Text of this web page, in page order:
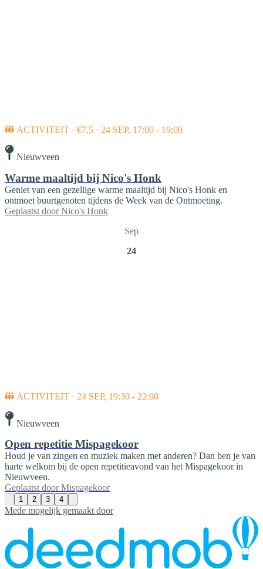
ACTIVITEIT · €7,5 · 24 SEP, 17:00 - 19:00
Nieuwveen
Warme maaltijd bij Nico's Honk
Geniet van een gezellige warme maaltijd bij Nico's Honk en
ontmoet buurtgenoten tijdens de Week van de Ontmoeting.
Geplaatst door Nico's Honk
Sep
24
ACTIVITEIT · 24 SEP, 19:30 - 22:00
Nieuwveen
Open repetitie Mispagekoor
Houd je van zingen en muziek maken met anderen? Dan ben je van
harte welkom bij de open repetitieavond van het Mispagekoor in
Nieuwveen.
Geplaatst door Mispagekoor
1 2 3 4
Mede mogelijk gemaakt door